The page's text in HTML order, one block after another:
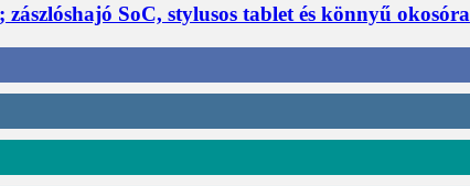
SoC, stylusos tablet és könnyű okosóra